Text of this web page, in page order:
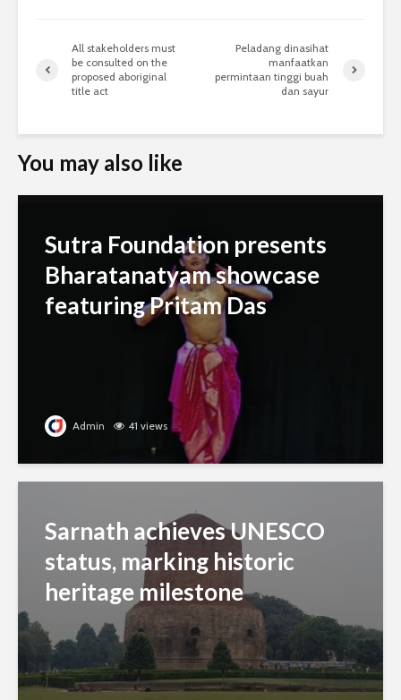
All stakeholders must
be consulted on the
proposed aboriginal
title act
Peladang dinasihat
manfaatkan
permintaan tinggi buah
dan sayur
You may also like
Sutra Foundation presents
Bharatanatyam showcase
featuring Pritam Das
Admin 41 views
Sarnath achieves UNESCO
status, marking historic
heritage milestone